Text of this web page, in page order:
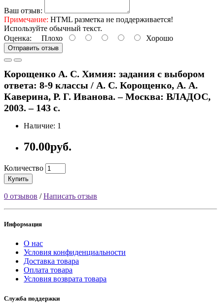
Ваш отзыв:
Примечание: HTML разметка не поддерживается!
Используйте обычный текст.
Оценка: Плохо Хорошо
Отправить отзыв
Корощенко А. С. Химия: задания с выбором
ответа: 8-9 классы / А. С. Корощенко, А. А.
Каверина, Р. Г. Иванова. – Москва: ВЛАДОС,
2003. – 143 с.
Наличие: 1
70.00руб.
Количество
Купить
0 отзывов /Написать отзыв
Информация
О нас
Условия конфиденциальности
Доставка товара
Оплата товара
Условия возврата товара
Служба поддержки